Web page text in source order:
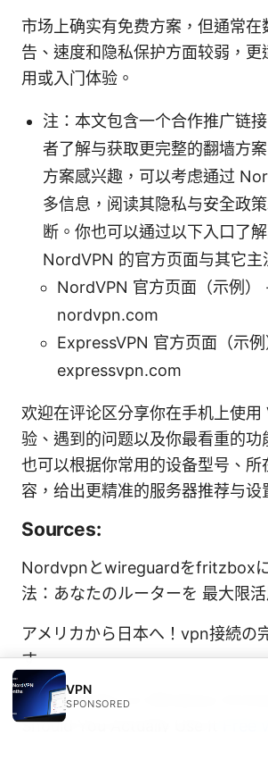
市场上确实有免费方案，但通常在
告、速度和隐私保护方面较弱，更
用或入门体验。
注：本文包含一个合作推广链
者了解与获取更完整的翻墙方
方案感兴趣，可以考虑通过
多信息，阅读其隐私与安全政
断。你也可以通过以下入口了
NordVPN 的官方页面与其它主
NordVPN 官方页面（示例）
nordvpn.com
ExpressVPN 官方页面（示
expressvpn.com
欢迎在评论区分享你在手机上使用
验、遇到的问题以及你最看重的功
也可以根据你常用的设备型号、所
容，给出更精准的服务器推荐与设
Sources:
Nordvpnとwireguardをfritzbox
法：あなたのルーターを 最大限
アメリカから日本へ！vpn接続の
す
Vpn Monster on Windows 10
Should You Actually Use It
VPN
SPONSORED